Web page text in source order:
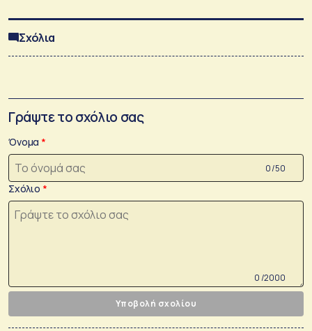
Σχόλια
Γράψτε το σχόλιο σας
Όνομα
0 /50
Σχόλιο
0 /2000
Υποβολή σχολίου